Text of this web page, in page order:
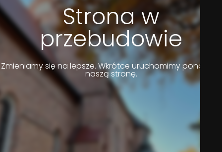
Strona w
przebudowie
Zmieniamy się na lepsze. Wkrótce uruchomimy ponownie
naszą stronę.